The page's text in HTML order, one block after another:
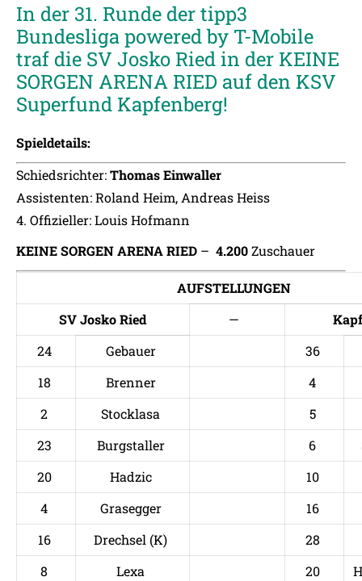
In der 31. Runde der tipp3
Bundesliga powered by T-Mobile
traf die SV Josko Ried in der KEINE
SORGEN ARENA RIED auf den KSV
Superfund Kapfenberg!
Spieldetails:
Schiedsrichter:Thomas Einwaller
Assistenten: Roland Heim, Andreas Heiss
4. Offizieller: Louis Hofmann
KEINE SORGEN ARENA RIED – 4.200Zuschauer
AUFSTELLUNGEN
SV Josko Ried
—
24
Gebauer
36
18
Brenner
4
2
Stocklasa
5
23
Burgstaller 6
20
Hadzic
10
4
Grasegger 16
16
Drechsel (K)
28
8
Lexa 20